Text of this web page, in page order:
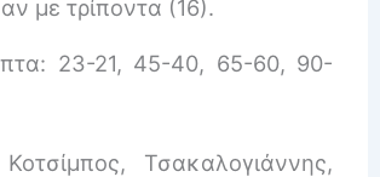
με τρίποντα (16).
23-21, 45-40, 65-60, 90-
Κοτσίμπος, Τσακαλογιάννης,